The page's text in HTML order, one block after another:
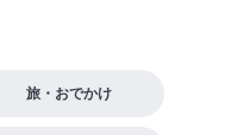
旅・おでかけ